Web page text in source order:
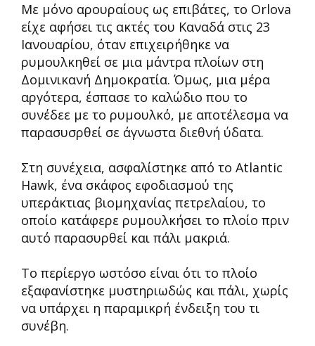
Με μόνο αρουραίους ως επιβάτες, το Orlova
είχε αφήσει τις ακτές του Καναδά στις 23
Ιανουαρίου, όταν επιχειρήθηκε να
ρυμουλκηθεί σε μια μάντρα πλοίων στη
Δομινικανή Δημοκρατία. Όμως, μια μέρα
αργότερα, έσπασε το καλώδιο που το
συνέδεε με το ρυμουλκό, με αποτέλεσμα να
παρασυσρθεί σε άγνωστα διεθνή ύδατα.
Στη συνέχεια, ασφαλίστηκε από το Atlantic
Hawk, ένα σκάφος εφοδιασμού της
υπεράκτιας βιομηχανίας πετρελαίου, το
οποίο κατάφερε ρυμουλκήσει το πλοίο πριν
αυτό παρασυρθεί και πάλι μακριά.
Το περίεργο ωστόσο είναι ότι το πλοίο
εξαφανίστηκε μυστηριωδώς και πάλι, χωρίς
να υπάρχει η παραμικρή ένδειξη του τι
συνέβη.